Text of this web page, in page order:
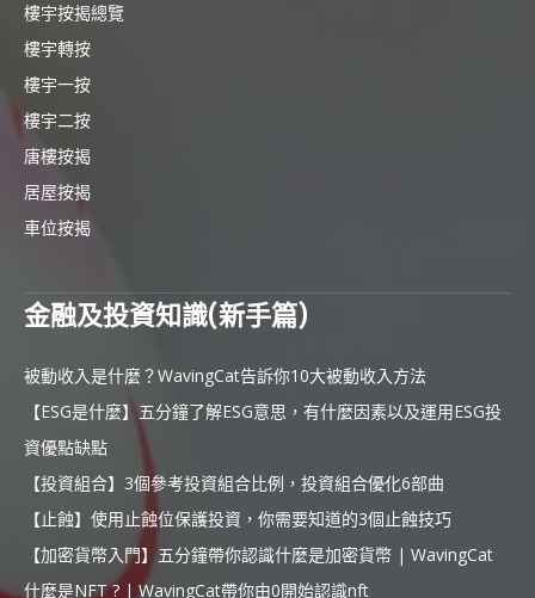
樓宇按揭總覽
樓宇轉按
樓宇一按
樓宇二按
唐樓按揭
居屋按揭
車位按揭
金融及投資知識(新手篇)
被動收入是什麼？WavingCat告訴你10大被動收入方法
【ESG是什麼】五分鐘了解ESG意思，有什麼因素以及運用ESG投
資優點缺點
【投資組合】3個參考投資組合比例，投資組合優化6部曲
【止蝕】使用止蝕位保護投資，你需要知道的3個止蝕技巧
【加密貨幣入門】五分鐘帶你認識什麼是加密貨幣 | WavingCat
什麼是NFT ? | WavingCat帶你由0開始認識nft